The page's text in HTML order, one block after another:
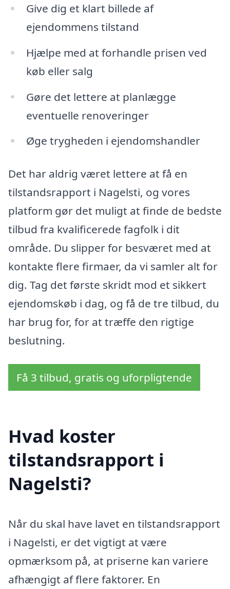
Give dig et klart billede af
ejendommens tilstand
Hjælpe med at forhandle prisen ved
køb eller salg
Gøre det lettere at planlægge
eventuelle renoveringer
Øge trygheden i ejendomshandler
Det har aldrig været lettere at få en
tilstandsrapport i Nagelsti, og vores
platform gør det muligt at finde de bedste
tilbud fra kvalificerede fagfolk i dit
område. Du slipper for besværet med at
kontakte flere firmaer, da vi samler alt for
dig. Tag det første skridt mod et sikkert
ejendomskøb i dag, og få de tre tilbud, du
har brug for, for at træffe den rigtige
beslutning.
Få 3 tilbud, gratis og uforpligtende
Hvad koster
tilstandsrapport i
Nagelsti?
Når du skal have lavet en tilstandsrapport
i Nagelsti, er det vigtigt at være
opmærksom på, at priserne kan variere
afhængigt af flere faktorer. En